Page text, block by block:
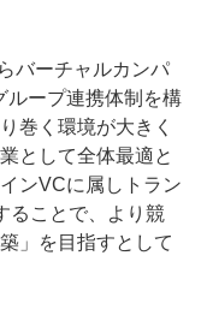
バーチャルカンパ
ループ連携体制を構
巻く環境が大きく
として全体最適と
ンVCに属しトラン
ることで、より競
」を目指すとして